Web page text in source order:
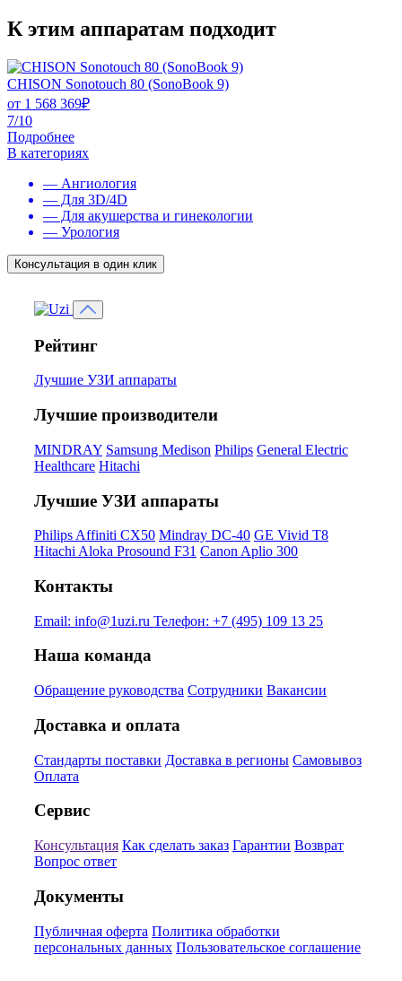
К этим аппаратам подходит
CHISON Sonotouch 80 (SonoBook 9)
от 1 568 369₽
7/10
Подробнее
В категориях
— Ангиология
— Для 3D/4D
— Для акушерства и гинекологии
— Урология
Консультация в один клик
Рейтинг
Лучшие УЗИ аппараты
Лучшие производители
MINDRAY Samsung Medison Philips General Electric
Healthcare Hitachi
Лучшие УЗИ аппараты
Philips Affiniti CX50 Mindray DC-40 GE Vivid T8
Hitachi Aloka Prosound F31 Canon Aplio 300
Контакты
Email: info@1uzi.ru Телефон: +7 (495) 109 13 25
Наша команда
Обращение руководства Сотрудники Вакансии
Доставка и оплата
Стандарты поставки Доставка в регионы Самовывоз
Оплата
Сервис
Консультация Как сделать заказ Гарантии Возврат
Вопрос ответ
Документы
Публичная оферта Политика обработки
персональных данных Пользовательское соглашение